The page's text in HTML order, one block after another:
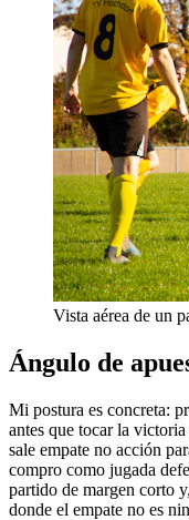
Vista aérea de un
Ángulo de
Mi postura es concreta:
antes que tocar la
sale empate no acción
compro como jugada
partido de margen corto
donde el empate no es